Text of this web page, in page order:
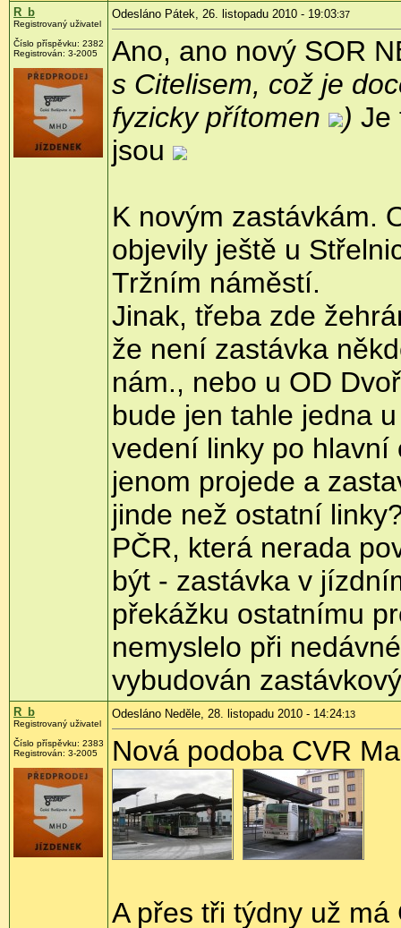
R_b
Registrovaný uživatel
Číslo příspěvku: 2382
Registrován: 3-2005
Odesláno Pátek, 26. listopadu 2010 - 19:03:37
Ano, ano nový SOR
s Citelisem, což je
fyzicky přítomen
) Je
jsou
K novým zastávkám.
objevily ještě u
Tržním náměstí.
Jinak, třeba zde
že není zastávka
nám., nebo u OD
bude jen tahle jedna
vedení linky po
jenom projede a
jinde než ostatní
PČR, která nerada
být - zastávka v
překážku ostatnímu
nemyslelo při
vybudován
R_b
Registrovaný uživatel
Číslo příspěvku: 2383
Registrován: 3-2005
Odesláno Neděle, 28. listopadu 2010 - 14:24:13
Nová podoba CVR
A přes tři týdny už